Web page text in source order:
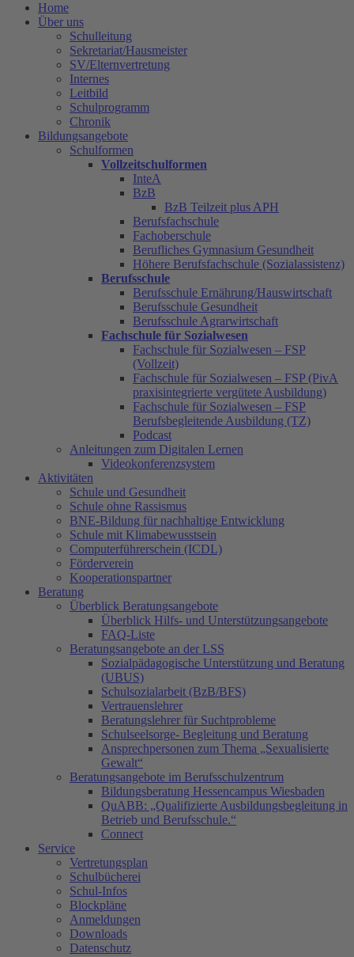
Home
Über uns
Schulleitung
Sekretariat/Hausmeister
SV/Elternvertretung
Internes
Leitbild
Schulprogramm
Chronik
Bildungsangebote
Schulformen
Vollzeitschulformen
InteA
BzB
BzB Teilzeit plus APH
Berufsfachschule
Fachoberschule
Berufliches Gymnasium Gesundheit
Höhere Berufsfachschule (Sozialassistenz)
Berufsschule
Berufsschule Ernährung/Hauswirtschaft
Berufsschule Gesundheit
Berufsschule Agrarwirtschaft
Fachschule für Sozialwesen
Fachschule für Sozialwesen – FSP
(Vollzeit)
Fachschule für Sozialwesen – FSP (PivA
praxisintegrierte vergütete Ausbildung)
Fachschule für Sozialwesen – FSP
Berufsbegleitende Ausbildung (TZ)
Podcast
Anleitungen zum Digitalen Lernen
Videokonferenzsystem
Aktivitäten
Schule und Gesundheit
Schule ohne Rassismus
BNE-Bildung für nachhaltige Entwicklung
Schule mit Klimabewusstsein
Computerführerschein (ICDL)
Förderverein
Kooperationspartner
Beratung
Überblick Beratungsangebote
Überblick Hilfs- und Unterstützungsangebote
FAQ-Liste
Beratungsangebote an der LSS
Sozialpädagogische Unterstützung und Beratung
(UBUS)
Schulsozialarbeit (BzB/BFS)
Vertrauenslehrer
Beratungslehrer für Suchtprobleme
Schulseelsorge- Begleitung und Beratung
Ansprechpersonen zum Thema „Sexualisierte
Gewalt“
Beratungsangebote im Berufsschulzentrum
Bildungsberatung Hessencampus Wiesbaden
QuABB: „Qualifizierte Ausbildungsbegleitung in
Betrieb und Berufsschule.“
Connect
Service
Vertretungsplan
Schulbücherei
Schul-Infos
Blockpläne
Anmeldungen
Downloads
Datenschutz